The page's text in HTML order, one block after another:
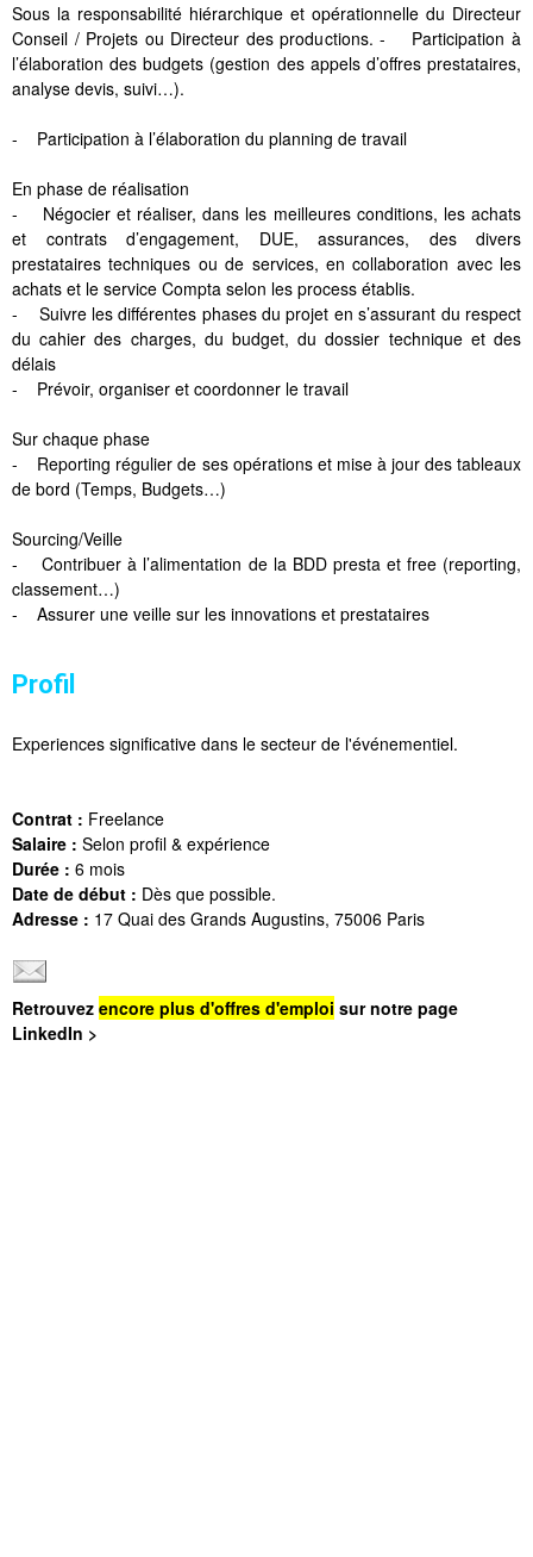
Sous la responsabilité hiérarchique et opérationnelle du Directeur
Conseil / Projets ou Directeur des productions. - Participation à
l’élaboration des budgets (gestion des appels d’offres prestataires,
analyse devis, suivi…).
- Participation à l’élaboration du planning de travail
En phase de réalisation
- Négocier et réaliser, dans les meilleures conditions, les achats
et contrats d’engagement, DUE, assurances, des divers
prestataires techniques ou de services, en collaboration avec les
achats et le service Compta selon les process établis.
- Suivre les différentes phases du projet en s’assurant du respect
du cahier des charges, du budget, du dossier technique et des
délais
- Prévoir, organiser et coordonner le travail
Sur chaque phase
- Reporting régulier de ses opérations et mise à jour des tableaux
de bord (Temps, Budgets…)
Sourcing/Veille
- Contribuer à l’alimentation de la BDD presta et free (reporting,
classement…)
- Assurer une veille sur les innovations et prestataires
Profil
Experiences significative dans le secteur de l'événementiel.
Contrat : Freelance
Salaire : Selon profil & expérience
Durée : 6 mois
Date de début : Dès que possible.
Adresse : 17 Quai des Grands Augustins, 75006 Paris
Retrouvez encore plus d'offres d'emploi sur notre page
LinkedIn >